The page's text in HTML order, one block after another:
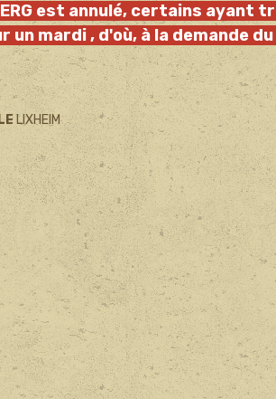
est annulé, certains
un mardi , d'où, à la demande
LIXHEIM